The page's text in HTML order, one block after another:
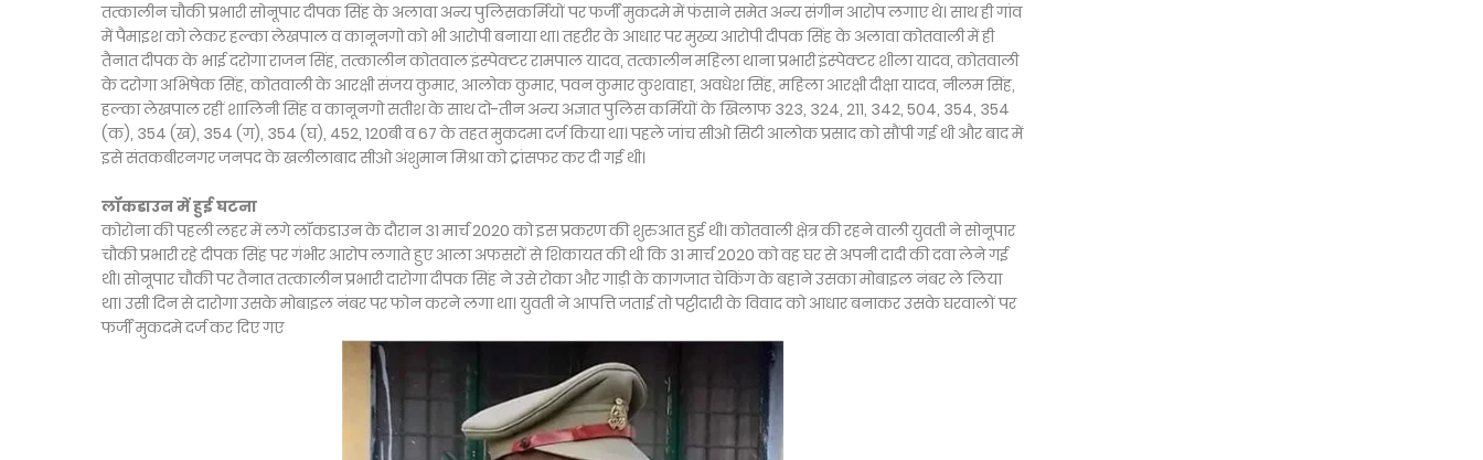
तत्कालीन चौकी प्रभारी सोनूपार दीपक सिंह के अलावा अन्य पुलिसकर्मियों पर फर्जी मुकदमे में फंसाने समेत अन्य संगीन आरोप लगाए थे। साथ ही गांव
में पैमाइश को लेकर हल्का लेखपाल व कानूनगो को भी आरोपी बनाया था। तहरीर के आधार पर मुख्य आरोपी दीपक सिंह के अलावा कोतवाली में ही
तैनात दीपक के भाई दरोगा राजन सिंह, तत्कालीन कोतवाल इंस्पेक्टर रामपाल यादव, तत्कालीन महिला थाना प्रभारी इंस्पेक्टर शीला यादव, कोतवाली
के दरोगा अभिषेक सिंह, कोतवाली के आरक्षी संजय कुमार, आलोक कुमार, पवन कुमार कुशवाहा, अवधेश सिंह, महिला आरक्षी दीक्षा यादव, नीलम सिंह,
हल्का लेखपाल रहीं शालिनी सिंह व कानूनगो सतीश के साथ दो-तीन अन्य अज्ञात पुलिस कर्मियों के खिलाफ 323, 324, 211, 342, 504, 354, 354
(क), 354 (ख), 354 (ग), 354 (घ), 452, 120बी व 67 के तहत मुकदमा दर्ज किया था। पहले जांच सीओ सिटी आलोक प्रसाद को सौंपी गई थी और बाद में
इसे संतकबीरनगर जनपद के खलीलाबाद सीओ अंशुमान मिश्रा को ट्रांसफर कर दी गई थी।
लॉकडाउन में हुई घटना
कोरोना की पहली लहर में लगे लॉकडाउन के दौरान 31 मार्च 2020 को इस प्रकरण की शुरुआत हुई थी। कोतवाली क्षेत्र की रहने वाली युवती ने सोनूपार
चौकी प्रभारी रहे दीपक सिंह पर गंभीर आरोप लगाते हुए आला अफसरों से शिकायत की थी कि 31 मार्च 2020 को वह घर से अपनी दादी की दवा लेने गई
थी। सोनूपार चौकी पर तैनात तत्कालीन प्रभारी दारोगा दीपक सिंह ने उसे रोका और गाड़ी के कागजात चेकिंग के बहाने उसका मोबाइल नंबर ले लिया
था। उसी दिन से दारोगा उसके मोबाइल नंबर पर फोन करने लगा था। युवती ने आपत्ति जताई तो पट्टीदारी के विवाद को आधार बनाकर उसके घरवालों पर
फर्जी मुकदमे दर्ज कर दिए गए